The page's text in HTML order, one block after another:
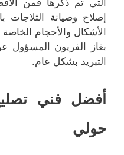
التي تم ذكرها فمن
إصلاح وصيانة
الأشكال والأحجام
بغاز الفريون المسؤول
التبريد بشكل عام.
أفضل فني
حولي